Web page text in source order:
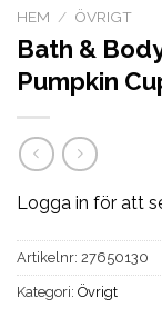
HEM / ÖVRIGT
Bath &
Pumpkin
Logga in för att
Artikelnr: 27650130
Kategori: Övrigt